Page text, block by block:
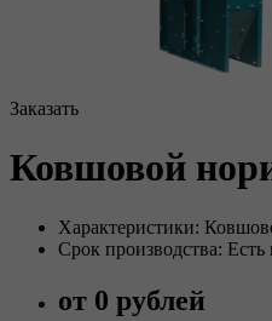
Заказать
Ковшовой
Характеристики:
Срок производства: Есть
от 0 рублей